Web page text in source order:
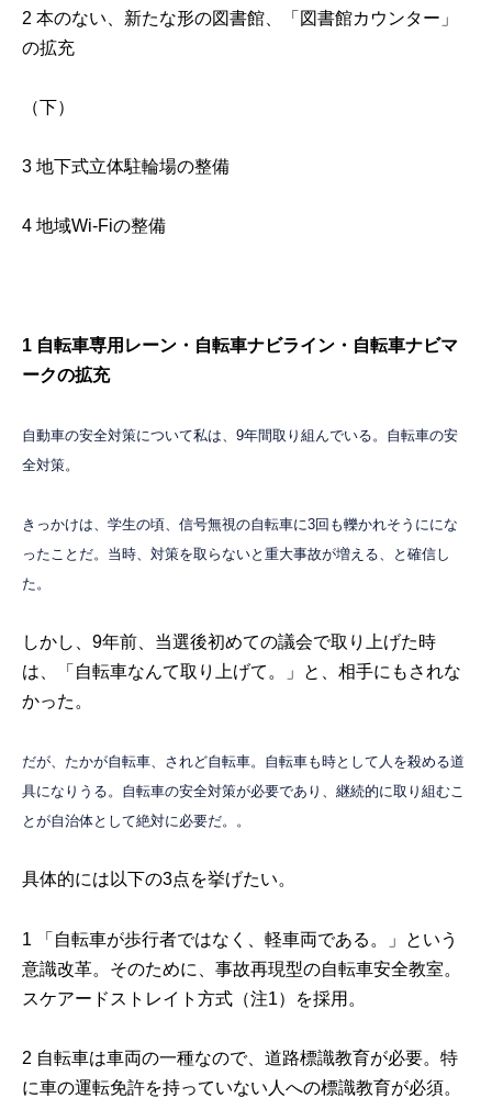
2 本のない、新たな形の図書館、「図書館カウンター」
の拡充
（下）
3 地下式立体駐輪場の整備
4 地域Wi-Fiの整備
1 自転車専用レーン・自転車ナビライン・自転車ナビマ
ークの拡充
自動車の安全対策について私は、9年間取り組んでいる。自転車の安
全対策。
きっかけは、学生の頃、信号無視の自転車に3回も轢かれそうににな
ったことだ。当時、対策を取らないと重大事故が増える、と確信し
た。
しかし、9年前、当選後初めての議会で取り上げた時
は、「自転車なんて取り上げて。」と、相手にもされな
かった。
だが、たかが自転車、されど自転車。自転車も時として人を殺める道
具になりうる。自転車の安全対策が必要であり、継続的に取り組むこ
とが自治体として絶対に必要だ。。
具体的には以下の3点を挙げたい。
1 「自転車が歩行者ではなく、軽車両である。」という
意識改革。そのために、事故再現型の自転車安全教室。
スケアードストレイト方式（注1）を採用。
2 自転車は車両の一種なので、道路標識教育が必要。特
に車の運転免許を持っていない人への標識教育が必須。